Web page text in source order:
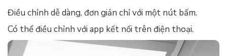
Điều chỉnh dễ dàng, đơn giản chỉ với một nút bấm.
Có thể điều chỉnh với app kết nối trên điện thoại.